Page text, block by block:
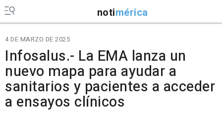
notimérica
4 DE MARZO DE 2025
Infosalus.- La EMA lanza un
nuevo mapa para ayudar a
sanitarios y pacientes a acceder
a ensayos clínicos